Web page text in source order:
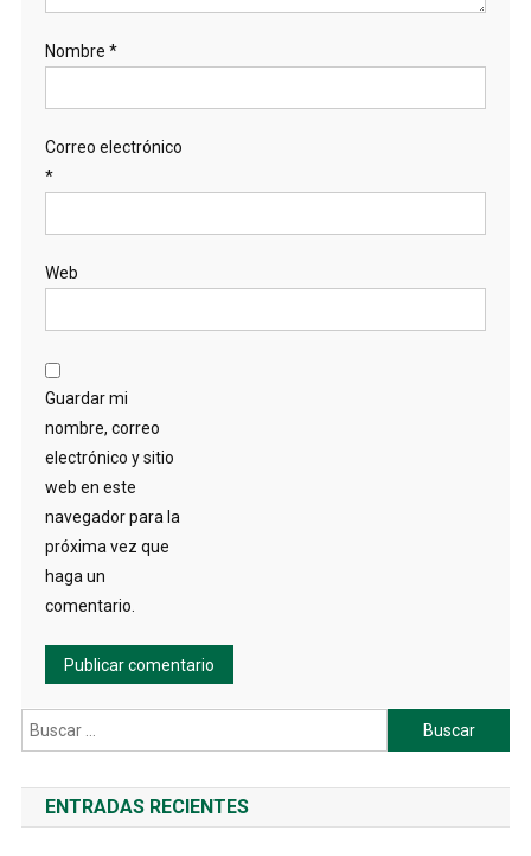
Nombre *
Correo electrónico
*
Web
Guardar mi
nombre, correo
electrónico y sitio
web en este
navegador para la
próxima vez que
haga un
comentario.
Buscar:
ENTRADAS RECIENTES